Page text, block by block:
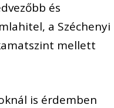
és
, a Széchenyi
mellett
is érdemben